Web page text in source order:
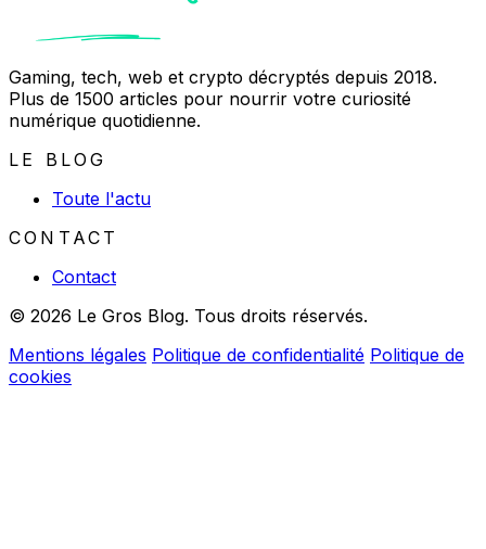
Gaming, tech, web et crypto décryptés depuis 2018.
Plus de 1500 articles pour nourrir votre curiosité
numérique quotidienne.
LE BLOG
Toute l'actu
CONTACT
Contact
© 2026 Le Gros Blog. Tous droits réservés.
Mentions légales Politique de confidentialité Politique de
cookies